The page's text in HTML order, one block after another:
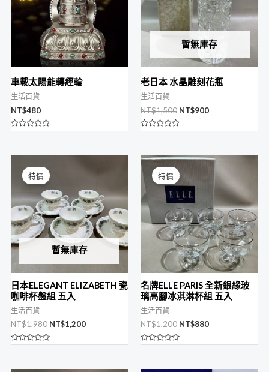
車載太陽能轉經輪
生活百貨
NT$480
滿
暫無庫存
老日本 水晶雕刻花瓶
生活百貨
NT$1,500 NT$900
滿
分
5
暫無庫存
特價
日本ELEGANT ELIZABETH 瓷
咖啡杯盤組 五入
生活百貨
NT$1,980
始
價
格：
NT$1,980。
NT$1,200
格：
NT$1,200。
滿
特價
名牌ELLE PARIS 全新銀緣玻
璃高腳冰淇淋杯組 五入
生活百貨
NT$1,200
原
始
價
格：
NT$1,200。
NT$880
目
前
格：
NT$880。
滿